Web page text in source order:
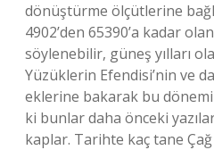
dönüştürme ölçütlerine
4902’den 65390’a kadar
söylenebilir, güneş yılları
Yüzüklerin Efendisi’nin ve
eklerine bakarak bu
ki bunlar daha önceki
kaplar. Tarihte kaç tane